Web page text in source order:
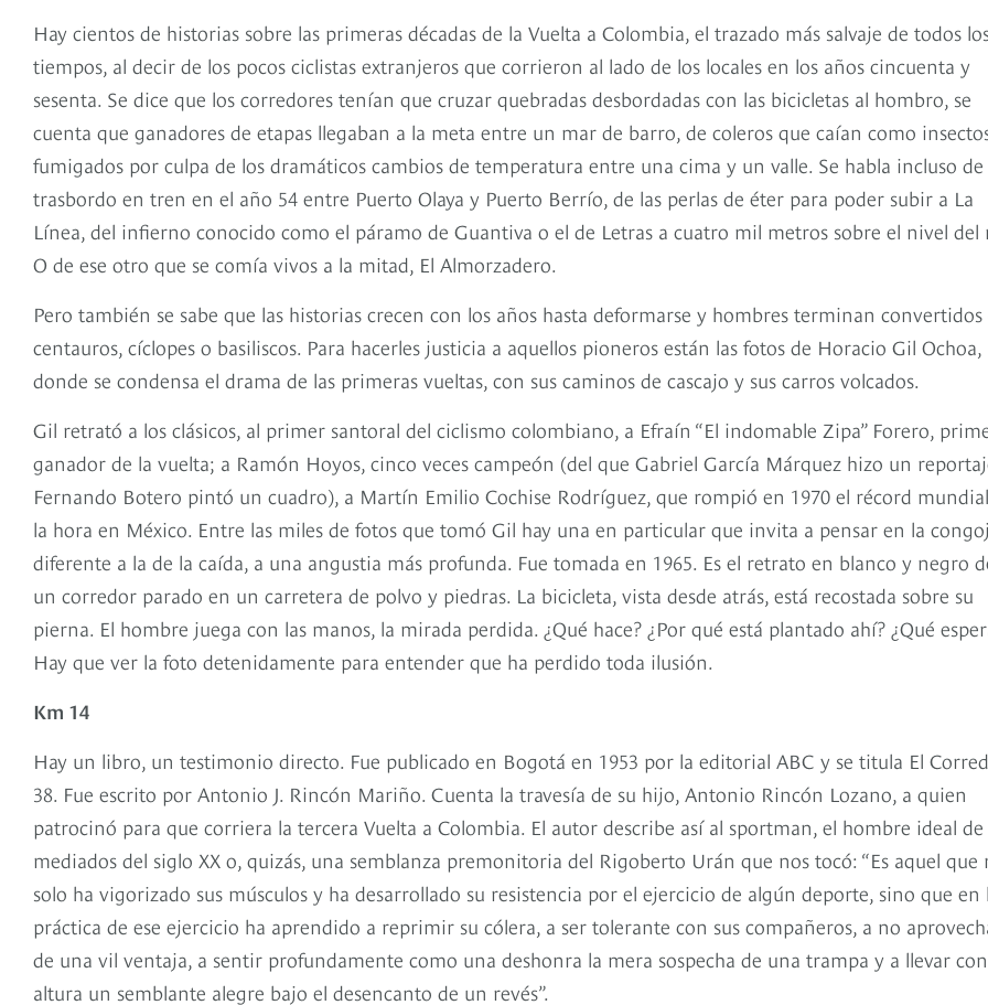
Hay cientos de historias sobre las primeras décadas de la Vuelta a Colombia, el trazado más salvaje de todos
tiempos, al decir de los pocos ciclistas extranjeros que corrieron al lado de los locales en los años cincuenta y
sesenta. Se dice que los corredores tenían que cruzar quebradas desbordadas con las bicicletas al hombro, se
cuenta que ganadores de etapas llegaban a la meta entre un mar de barro, de coleros que caían como
fumigados por culpa de los dramáticos cambios de temperatura entre una cima y un valle. Se habla incluso
trasbordo en tren en el año 54 entre Puerto Olaya y Puerto Berrío, de las perlas de éter para poder subir a La
Línea, del infierno conocido como el páramo de Guantiva o el de Letras a cuatro mil metros sobre el nivel del
O de ese otro que se comía vivos a la mitad, El Almorzadero.
Pero también se sabe que las historias crecen con los años hasta deformarse y hombres terminan convertidos
centauros, cíclopes o basiliscos. Para hacerles justicia a aquellos pioneros están las fotos de Horacio Gil Ochoa,
donde se condensa el drama de las primeras vueltas, con sus caminos de cascajo y sus carros volcados.
Gil retrató a los clásicos, al primer santoral del ciclismo colombiano, a Efraín “El indomable Zipa” Forero,
ganador de la vuelta; a Ramón Hoyos, cinco veces campeón (del que Gabriel García Márquez hizo un
Fernando Botero pintó un cuadro), a Martín Emilio Cochise Rodríguez, que rompió en 1970 el récord
la hora en México. Entre las miles de fotos que tomó Gil hay una en particular que invita a pensar en la
diferente a la de la caída, a una angustia más profunda. Fue tomada en 1965. Es el retrato en blanco y negro
un corredor parado en un carretera de polvo y piedras. La bicicleta, vista desde atrás, está recostada sobre su
pierna. El hombre juega con las manos, la mirada perdida. ¿Qué hace? ¿Por qué está plantado ahí? ¿Qué
Hay que ver la foto detenidamente para entender que ha perdido toda ilusión.
Km 14
Hay un libro, un testimonio directo. Fue publicado en Bogotá en 1953 por la editorial ABC y se titula El
38. Fue escrito por Antonio J. Rincón Mariño. Cuenta la travesía de su hijo, Antonio Rincón Lozano, a quien
patrocinó para que corriera la tercera Vuelta a Colombia. El autor describe así al sportman, el hombre ideal de
mediados del siglo XX o, quizás, una semblanza premonitoria del Rigoberto Urán que nos tocó: “Es aquel que
solo ha vigorizado sus músculos y ha desarrollado su resistencia por el ejercicio de algún deporte, sino que en
práctica de ese ejercicio ha aprendido a reprimir su cólera, a ser tolerante con sus compañeros, a no
de una vil ventaja, a sentir profundamente como una deshonra la mera sospecha de una trampa y a llevar con
altura un semblante alegre bajo el desencanto de un revés”.